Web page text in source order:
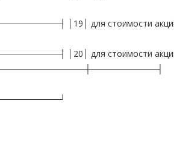
│19│ для стоимости
│20│ для стоимости